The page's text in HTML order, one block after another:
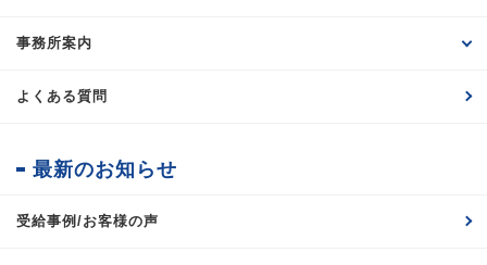
事務所案内
よくある質問
最新のお知らせ
受給事例/お客様の声